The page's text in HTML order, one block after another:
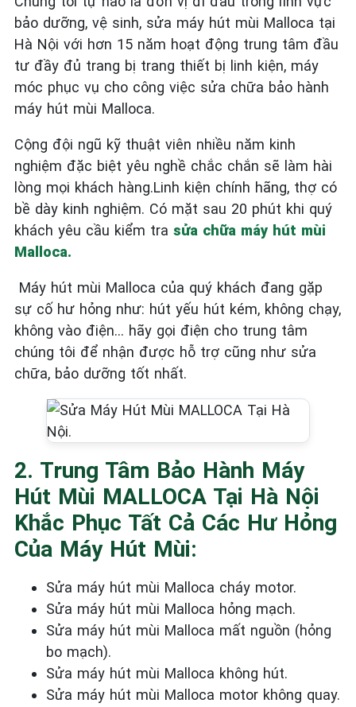
bảo dưỡng, vệ sinh, sửa máy hút mùi Malloca tại
Hà Nội với hơn 15 năm hoạt động trung tâm đầu
tư đầy đủ trang bị trang thiết bị linh kiện, máy
móc phục vụ cho công việc sửa chữa bảo hành
máy hút mùi Malloca.
Cộng đội ngũ kỹ thuật viên nhiều năm kinh
nghiệm đặc biệt yêu nghề chắc chắn sẽ làm hài
lòng mọi khách hàng.Linh kiện chính hãng, thợ có
bề dày kinh nghiệm. Có mặt sau 20 phút khi quý
khách yêu cầu kiểm tra sửa chữa máy hút mùi
Malloca.
Máy hút mùi Malloca của quý khách đang gặp
sự cố hư hỏng như: hút yếu hút kém, không chạy,
không vào điện… hãy gọi điện cho trung tâm
chúng tôi để nhận được hỗ trợ cũng như sửa
chữa, bảo dưỡng tốt nhất.
2. Trung Tâm Bảo Hành Máy
Hút Mùi MALLOCA Tại Hà Nội
Khắc Phục Tất Cả Các Hư Hỏng
Của Máy Hút Mùi:
Sửa máy hút mùi Malloca cháy motor.
Sửa máy hút mùi Malloca hỏng mạch.
Sửa máy hút mùi Malloca mất nguồn (hỏng
bo mạch).
Sửa máy hút mùi Malloca không hút.
Sửa máy hút mùi Malloca motor không quay.